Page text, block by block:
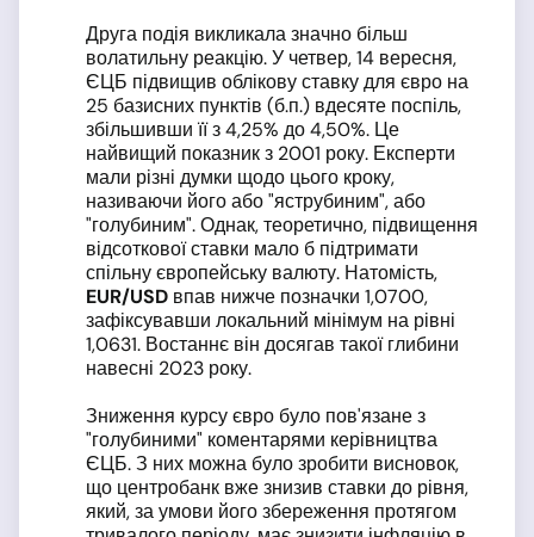
Друга подія викликала значно більш
волатильну реакцію. У четвер, 14 вересня,
ЄЦБ підвищив облікову ставку для євро на
25 базисних пунктів (б.п.) вдесяте поспіль,
збільшивши її з 4,25% до 4,50%. Це
найвищий показник з 2001 року. Експерти
мали різні думки щодо цього кроку,
називаючи його або "яструбиним", або
"голубиним". Однак, теоретично, підвищення
відсоткової ставки мало б підтримати
спільну європейську валюту. Натомість,
EUR/USD впав нижче позначки 1,0700,
зафіксувавши локальний мінімум на рівні
1,0631. Востаннє він досягав такої глибини
навесні 2023 року.
Зниження курсу євро було пов'язане з
"голубиними" коментарями керівництва
ЄЦБ. З них можна було зробити висновок,
що центробанк вже знизив ставки до рівня,
який, за умови його збереження протягом